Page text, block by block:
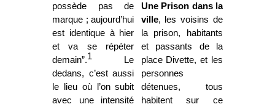
possède pas de
marque ; aujourd’hui
est identique à hier
et va se répéter
demain”.1 Le
dedans, c’est aussi
le lieu où l’on subit
avec une intensité
Une Prison dans la
ville, les voisins de
la prison, habitants
et passants de la
place Divette, et les
personnes
détenues, tous
habitent sur ce